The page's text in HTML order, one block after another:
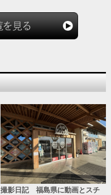
撮影日記 福島県に動画とスチ